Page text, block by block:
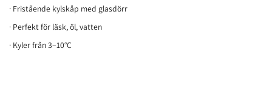
· Fristående kylskåp med glasdörr
· Perfekt för läsk, öl, vatten
· Kyler från 3–10°C